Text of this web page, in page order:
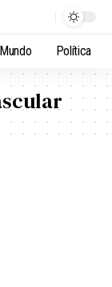
Mundo Política